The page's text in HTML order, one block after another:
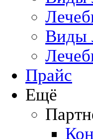
Виды
Прайс
Ещё